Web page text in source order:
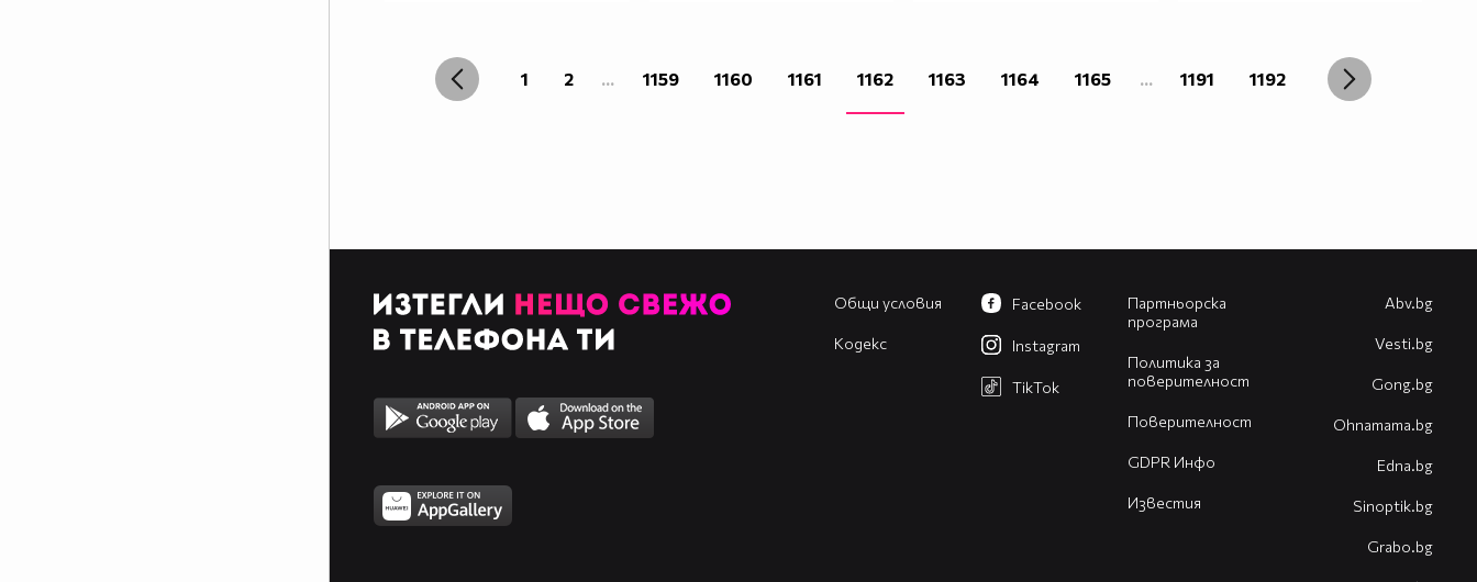
1 2 ... 1159 1160 1161 1162 1163 1164 1165 ... 1191 1192
Общи условия
Кодекс
Партньорска
програма
Политика за
поверителност
Поверителност
GDPR Инфо
Известия
Facebook
Instagram
TikTok
Abv.bg
Vesti.bg
Gong.bg
Оhnamama.bg
Edna.bg
Sinoptik.bg
Grabo.bg